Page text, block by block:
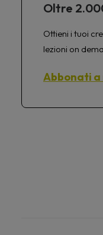
Oltre
Ottieni i tuoi
lezioni on
Abbonati a